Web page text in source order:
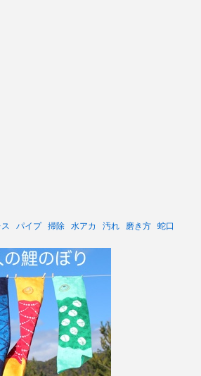
パイプ 掃除 水アカ 汚れ 磨き方 蛇口